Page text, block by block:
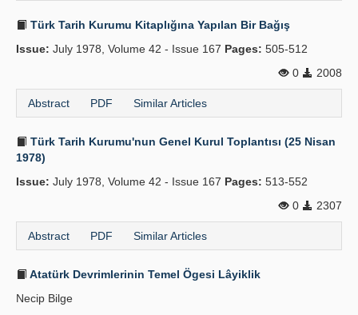
Türk Tarih Kurumu Kitaplığına Yapılan Bir Bağış
Issue: July 1978, Volume 42 - Issue 167 Pages: 505-512
0
2008
Abstract PDF Similar Articles
Türk Tarih Kurumu'nun Genel Kurul Toplantısı (25 Nisan
1978)
Issue: July 1978, Volume 42 - Issue 167 Pages: 513-552
0
2307
Abstract PDF Similar Articles
Atatürk Devrimlerinin Temel Ögesi Lâyiklik
Necip Bilge